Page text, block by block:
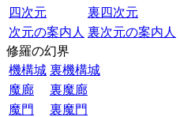
四次元
裏四次元
次元の案内人 裏次元の案内人
修羅の幻界
機構城 裏機構城
魔廊
裏魔廊
魔門
裏魔門